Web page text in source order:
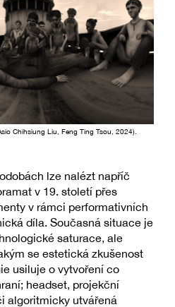
Chihsiung Liu, Feng Ting Tsou, 2024).
lze nalézt napříč
v 19. století přes
v rámci performativních
díla. Současná situace je
saturace, ale
se estetická zkušenost
usiluje o vytvoření co
headset, projekční
algoritmicky utvářená